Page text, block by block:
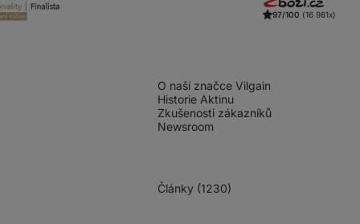
97/100 (16 981x)
O naší značce Vilgain
Historie Aktinu
Zkušenosti zákazníků
Newsroom
Články (1230)